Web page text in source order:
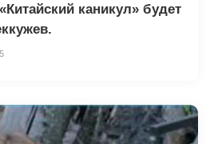
каникул» будет